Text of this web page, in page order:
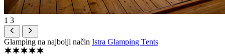
1 3
Glamping na najbolji način Istra Glamping Tents